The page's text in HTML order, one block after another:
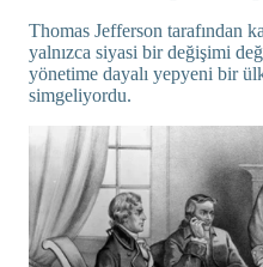
Thomas Jefferson tarafından
yalnızca siyasi bir değişimi
yönetime dayalı yepyeni bir
simgeliyordu.